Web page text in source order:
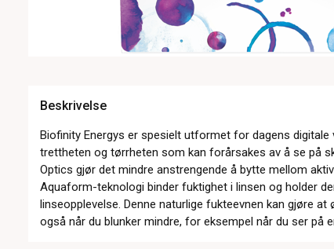
Beskrivelse
Biofinity Energys er spesielt utformet for dagens digitale
trettheten og tørrheten som kan forårsakes av å se på
Optics gjør det mindre anstrengende å bytte mellom
Aquaform-teknologi binder fuktighet i linsen og holder
linseopplevelse. Denne naturlige fukteevnen kan gjøre
også når du blunker mindre, for eksempel når du ser på